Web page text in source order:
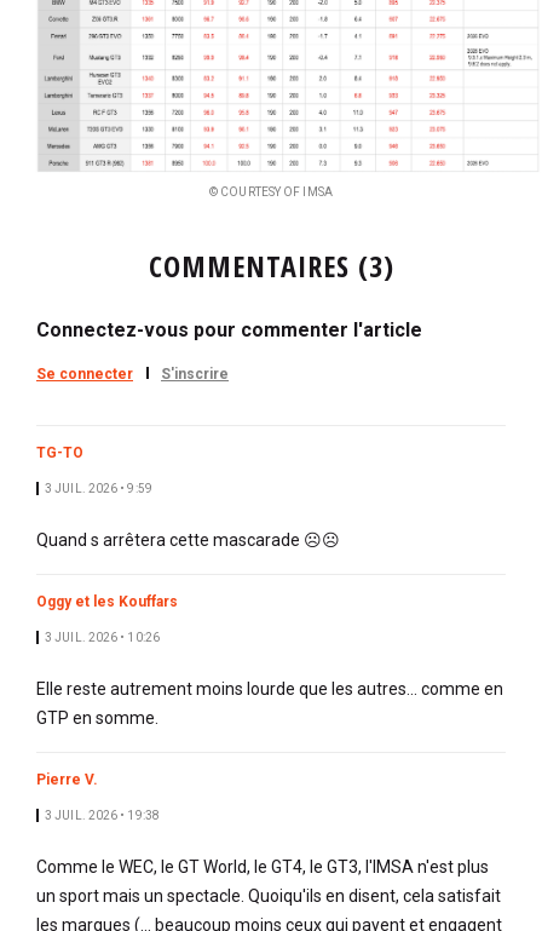
© COURTESY OF IMSA
COMMENTAIRES (3)
Connectez-vous pour commenter l'article
Se connecter S'inscrire
TG-TO
3 JUIL. 2026 • 9:59
Quand s arrêtera cette mascarade ☹️☹️
Oggy et les Kouffars
3 JUIL. 2026 • 10:26
Elle reste autrement moins lourde que les autres... comme en
GTP en somme.
Pierre V.
3 JUIL. 2026 • 19:38
Comme le WEC, le GT World, le GT4, le GT3, l'IMSA n'est plus
un sport mais un spectacle. Quoiqu'ils en disent, cela satisfait
les marques (... beaucoup moins ceux qui payent et engagent